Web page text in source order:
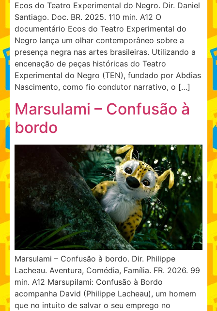
Ecos do Teatro Experimental do Negro. Dir. Daniel
Santiago. Doc. BR. 2025. 110 min. A12 O
documentário Ecos do Teatro Experimental do
Negro lança um olhar contemporâneo sobre a
presença negra nas artes brasileiras. Utilizando a
encenação de peças históricas do Teatro
Experimental do Negro (TEN), fundado por Abdias
Nascimento, como fio condutor narrativo, o […]
Marsulami – Confusão à
bordo
Marsulami – Confusão à bordo. Dir. Philippe
Lacheau. Aventura, Comédia, Família. FR. 2026. 99
min. A12 Marsupilami: Confusão à Bordo
acompanha David (Philippe Lacheau), um homem
que no intuito de salvar o seu emprego no